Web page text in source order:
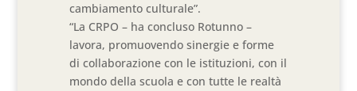
cambiamento culturale”.
“La CRPO – ha concluso Rotunno –
lavora, promuovendo sinergie e forme
di collaborazione con le istituzioni, con il
mondo della scuola e con tutte le realtà